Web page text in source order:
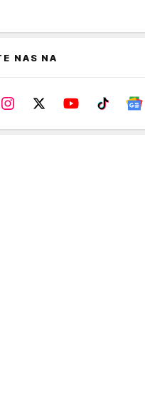
NAS NA